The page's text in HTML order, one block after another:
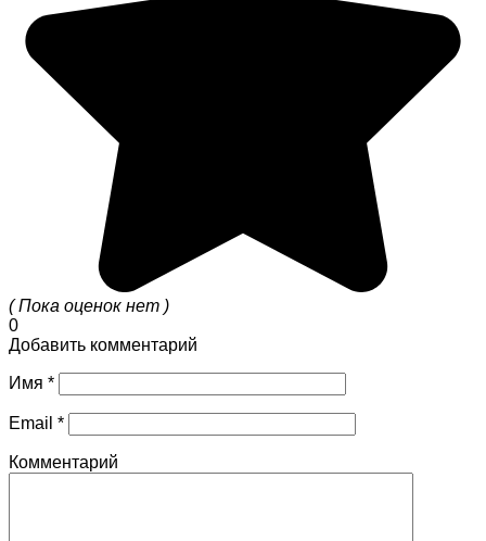
( Пока оценок нет )
0
Добавить комментарий
Имя *
Email *
Комментарий